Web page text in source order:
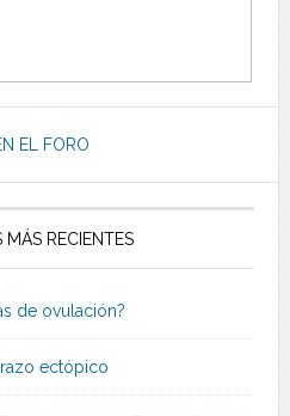
EL FORO
MÁS RECIENTES
de ovulación?
ectópico